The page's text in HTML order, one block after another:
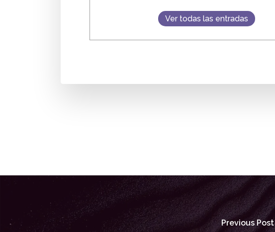
Ver todas las entradas
Previous Post